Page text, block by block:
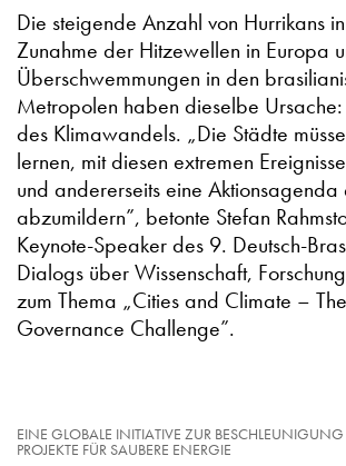
Die steigende Anzahl von Hurrikans
Zunahme der Hitzewellen in Europa
Überschwemmungen in den
Metropolen haben dieselbe Ursache:
des Klimawandels. „Die Städte
lernen, mit diesen extremen
und andererseits eine Aktionsagenda
abzumildern”, betonte Stefan
Keynote-Speaker des 9. Deutsch-
Dialogs über Wissenschaft,
zum Thema „Cities and Climate –
Governance Challenge”.
EINE GLOBALE INITIATIVE ZUR
PROJEKTE FÜR SAUBERE ENERGIE